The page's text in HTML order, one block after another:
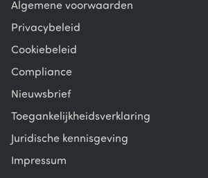
Algemene voorwaarden
Privacybeleid
Cookiebeleid
Compliance
Nieuwsbrief
Toegankelijkheidsverklaring
Juridische kennisgeving
Impressum